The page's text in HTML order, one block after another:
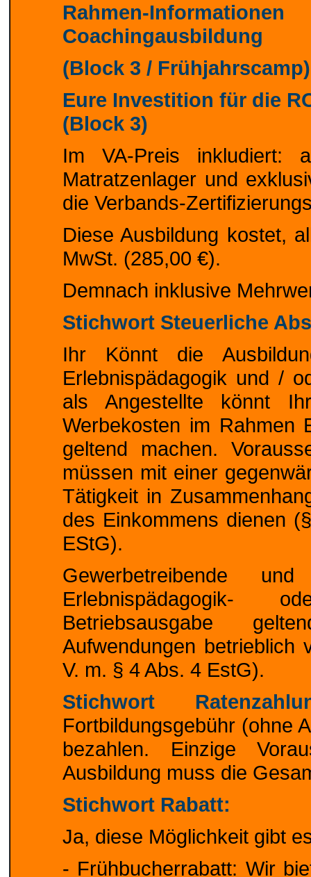
Rahmen-
Coachingausbildung
(Block 3 / Frühjahrscamp)
Eure Investition für die
(Block 3)
Im VA-Preis inkludiert:
Matratzenlager und
die Verbands-
Diese Ausbildung kostet,
MwSt. (285,00 €).
Demnach inklusive
Stichwort Steuerliche
Ihr Könnt die
Erlebnispädagogik und /
als Angestellte könnt
Werbekosten im Rahmen
geltend machen.
müssen mit einer
Tätigkeit in
des Einkommens dienen
EStG).
Gewerbetreibende
Erlebnispädagogik-
Betriebsausgabe
Aufwendungen
V. m. § 4 Abs. 4 EstG).
Stichwort
Fortbildungsgebühr (ohne
bezahlen. Einzige
Ausbildung muss die
Stichwort Rabatt:
Ja, diese Möglichkeit gibt
- Frühbucherrabatt: Wir